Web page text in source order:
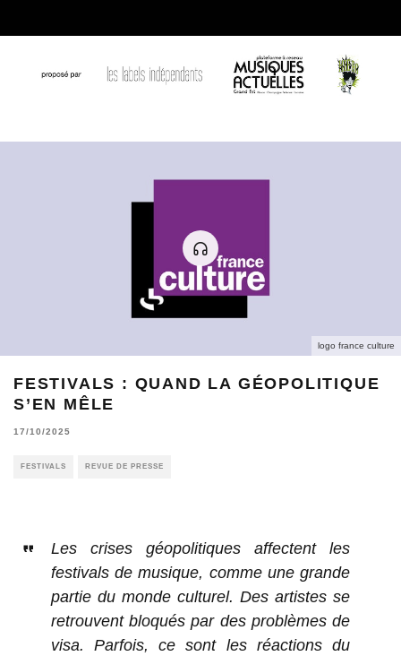
logo france culture
FESTIVALS : QUAND LA GÉOPOLITIQUE
S’EN MÊLE
17/10/2025
FESTIVALS REVUE DE PRESSE
Les crises géopolitiques affectent les
festivals de musique, comme une grande
partie du monde culturel. Des artistes se
retrouvent bloqués par des problèmes de
visa. Parfois, ce sont les réactions du